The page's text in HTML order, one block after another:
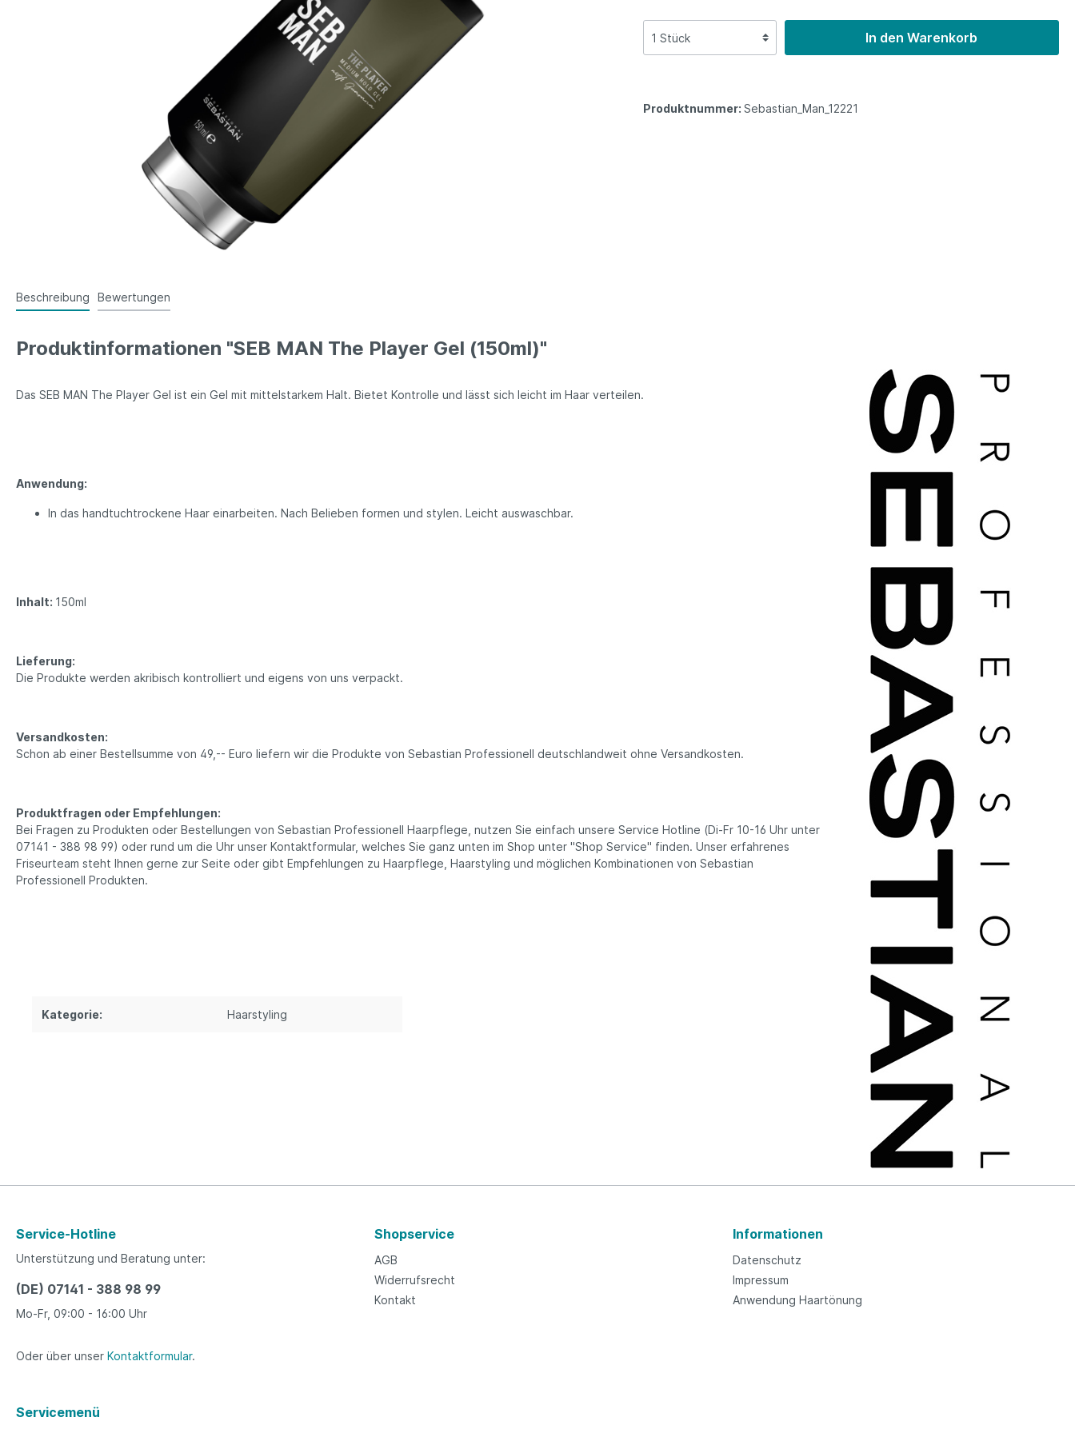
In den Warenkorb
Produktnummer: Sebastian_Man_12221
Beschreibung Bewertungen
Produktinformationen "SEB MAN The Player Gel (150ml)"
Das SEB MAN The Player Gel ist ein Gel mit mittelstarkem Halt. Bietet Kontrolle und lässt sich leicht im Haar verteilen.
Anwendung:
In das handtuchtrockene Haar einarbeiten. Nach Belieben formen und stylen. Leicht auswaschbar.
Inhalt: 150ml
Lieferung:
Die Produkte werden akribisch kontrolliert und eigens von uns verpackt.
Versandkosten:
Schon ab einer Bestellsumme von 49,-- Euro liefern wir die Produkte von Sebastian Professionell deutschlandweit ohne Versandkosten.
Produktfragen oder Empfehlungen:
Bei Fragen zu Produkten oder Bestellungen von Sebastian Professionell Haarpflege, nutzen Sie einfach unsere Service Hotline (Di-Fr 10-16 Uhr unter
07141 - 388 98 99) oder rund um die Uhr unser Kontaktformular, welches Sie ganz unten im Shop unter "Shop Service" finden. Unser erfahrenes
Friseurteam steht Ihnen gerne zur Seite oder gibt Empfehlungen zu Haarpflege, Haarstyling und möglichen Kombinationen von Sebastian
Professionell Produkten.
Kategorie: Haarstyling
Service-Hotline
Unterstützung und Beratung unter:
(DE) 07141 - 388 98 99
Mo-Fr, 09:00 - 16:00 Uhr
Oder über unser Kontaktformular.
Shopservice
AGB
Widerrufsrecht
Kontakt
Informationen
Datenschutz
Impressum
Anwendung Haartönung
Servicemenü